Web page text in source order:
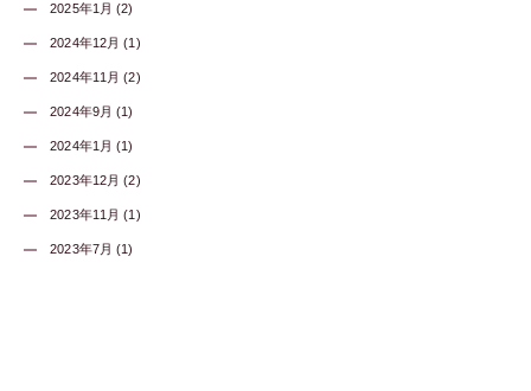
2025年1月 (2)
2024年12月 (1)
2024年11月 (2)
2024年9月 (1)
2024年1月 (1)
2023年12月 (2)
2023年11月 (1)
2023年7月 (1)